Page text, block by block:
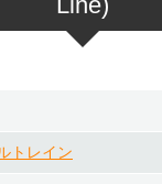
トレイン